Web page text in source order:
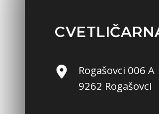
Rogašovci 006 A
9262 Rogašovci